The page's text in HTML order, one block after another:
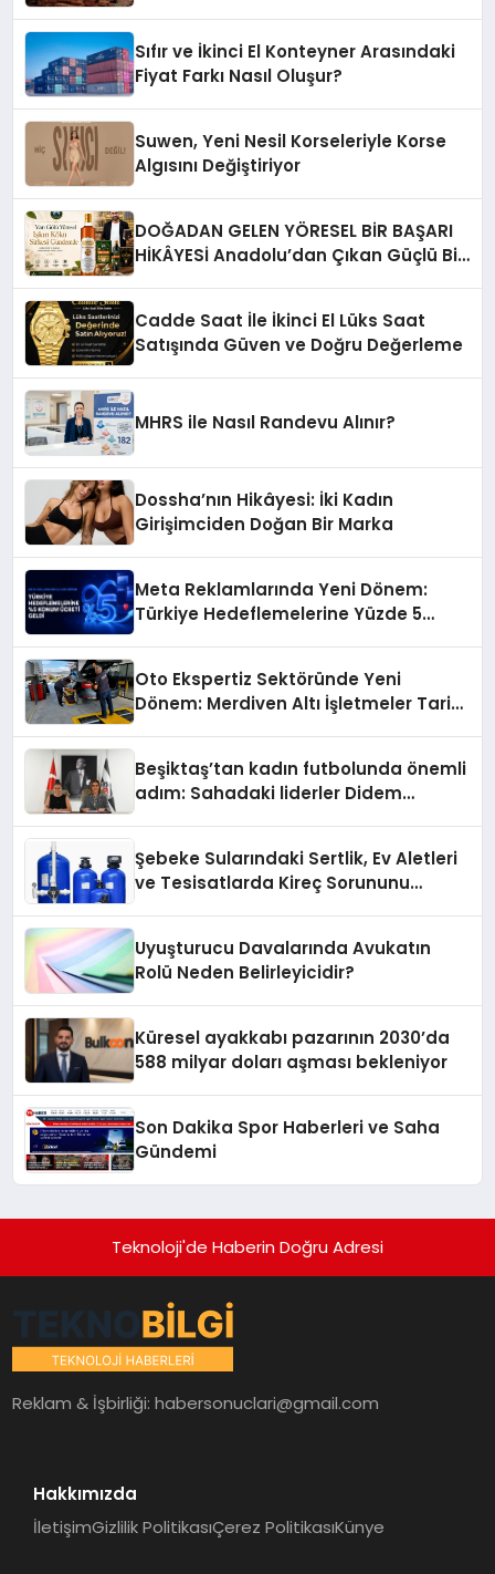
Sıfır ve İkinci El Konteyner Arasındaki
Fiyat Farkı Nasıl Oluşur?
Suwen, Yeni Nesil Korseleriyle Korse
Algısını Değiştiriyor
DOĞADAN GELEN YÖRESEL BİR BAŞARI
HİKÂYESİ Anadolu’dan Çıkan Güçlü Bir
Cadde Saat İle İkinci El Lüks Saat
Satışında Güven ve Doğru Değerleme
MHRS ile Nasıl Randevu Alınır?
Dossha’nın Hikâyesi: İki Kadın
Girişimciden Doğan Bir Marka
Meta Reklamlarında Yeni Dönem:
Türkiye Hedeflemelerine Yüzde 5
Oto Ekspertiz Sektöründe Yeni
Dönem: Merdiven Altı İşletmeler Tarih
Beşiktaş’tan kadın futbolunda önemli
adım: Sahadaki liderler Didem
Şebeke Sularındaki Sertlik, Ev Aletleri
ve Tesisatlarda Kireç Sorununu
Uyuşturucu Davalarında Avukatın
Rolü Neden Belirleyicidir?
Küresel ayakkabı pazarının 2030’da
588 milyar doları aşması bekleniyor
Son Dakika Spor Haberleri ve Saha
Gündemi
Teknoloji'de Haberin Doğru Adresi
Reklam & İşbirliği:habersonuclari@gmail.com
Hakkımızda
İletişimGizlilik PolitikasıÇerez PolitikasıKünye